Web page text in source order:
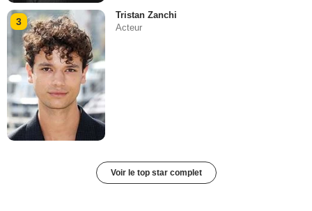
3
Tristan Zanchi
Acteur
Voir le top star complet